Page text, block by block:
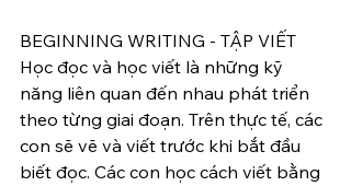
BEGINNING WRITING - TẬP VIẾT
Học đọc và học viết là những kỹ
năng liên quan đến nhau phát triển
theo từng giai đoạn. Trên thực tế, các
con sẽ vẽ và viết trước khi bắt đầu
biết đọc. Các con học cách viết bằng